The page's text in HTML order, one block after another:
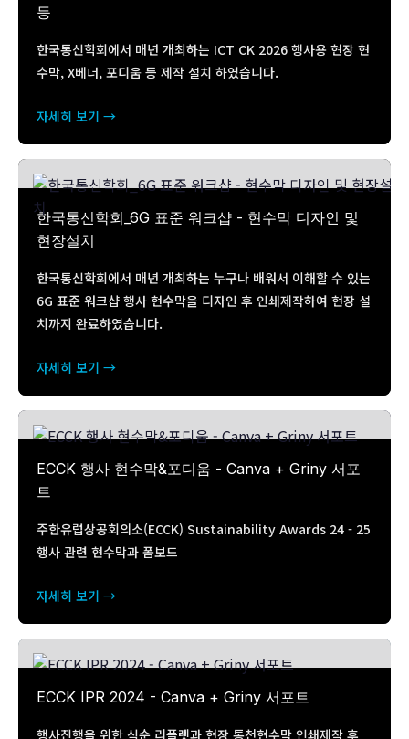
등
한국통신학회에서 매년 개최하는 ICT CK 2026 행사용 현장 현
수막, X베너, 포디움 등 제작 설치 하였습니다.
자세히 보기 →
한국통신학회_6G 표준 워크샵 - 현수막 디자인 및
현장설치
한국통신학회에서 매년 개최하는 누구나 배워서 이해할 수 있는
6G 표준 워크샵 행사 현수막을 디자인 후 인쇄제작하여 현장 설
치까지 완료하였습니다.
자세히 보기 →
ECCK 행사 현수막&포디움 - Canva + Griny 서포
트
주한유럽상공회의소(ECCK) Sustainability Awards 24 - 25
행사 관련 현수막과 폼보드
자세히 보기 →
ECCK IPR 2024 - Canva + Griny 서포트
행사진행을 위한 식순 리플렛과 현장 통천현수막 인쇄제작 후